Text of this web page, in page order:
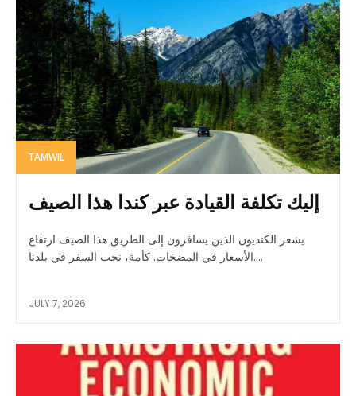
TAMWIL
إليك تكلفة القيادة عبر كندا هذا الصيف
يشعر الكنديون الذين يسافرون إلى الطريق هذا الصيف ارتفاع
الأسعار في المضخات. كأمة، نحب السفر في بلدنا....
JULY 7, 2026